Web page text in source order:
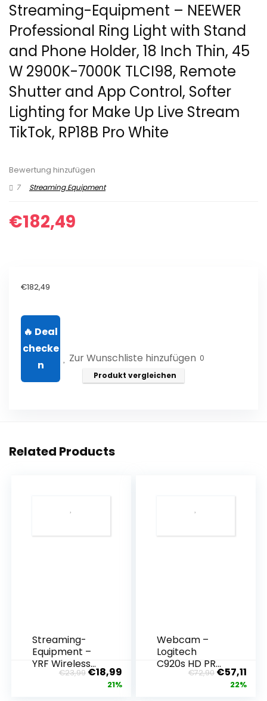
Streaming-Equipment – NEEWER
Professional Ring Light with Stand
and Phone Holder, 18 Inch Thin, 45
W 2900K-7000K TLCI98, Remote
Shutter and App Control, Softer
Lighting for Make Up Live Stream
TikTok, RP18B Pro White
Bewertung hinzufügen
7
Streaming Equipment
€182,49
€182,49
Zur Wunschliste hinzufügen 0
Produkt vergleichen
Related Products
Streaming-
Equipment –
YRF Wireless
Lavalier
€23,99Ursprünglicher
Preis
€18,99Aktueller
Preis
21%
Webcam –
Logitech
C920s HD PRO
webcam, Full-
€72,90
Preis
€57,11
22%